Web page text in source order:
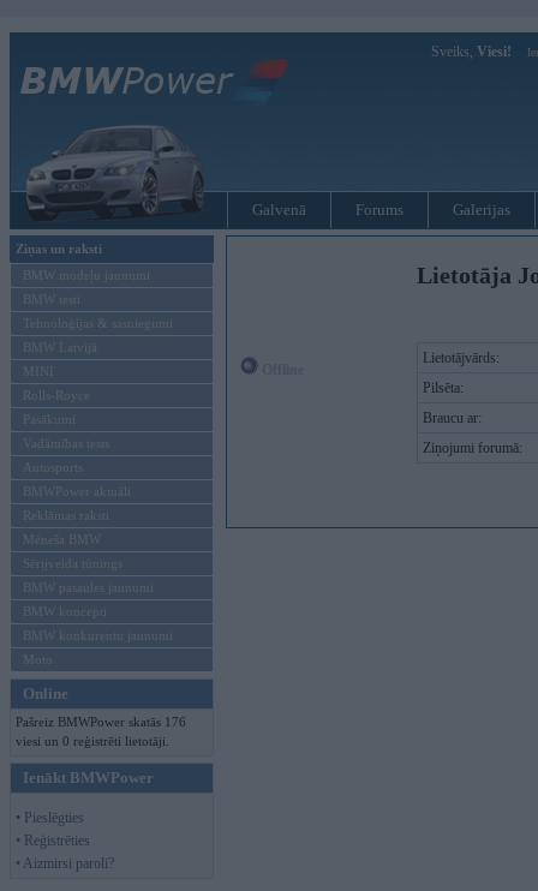
Sveiks, Viesi!
Galvenā Forums Galerijas
Ziņas un raksti
BMW modeļu jaunumi
BMW testi
Tehnoloģijas & sasniegumi
BMW Latvijā
MINI
Rolls-Royce
Pasākumi
Vadāmības tests
Autosports
BMWPower aktuāli
Reklāmas raksti
Mēneša BMW
Sērijveida tūnings
BMW pasaules jaunumi
BMW koncepti
BMW konkurentu jaunumi
Moto
Online
Pašreiz BMWPower skatās 176
viesi un 0 reģistrēti lietotāji.
Ienākt BMWPower
• Pieslēgties
• Reģistrēties
• Aizmirsi paroli?
Lietotāja
Lietotājvārds:
Pilsēta:
Braucu ar:
Ziņojumi forumā: